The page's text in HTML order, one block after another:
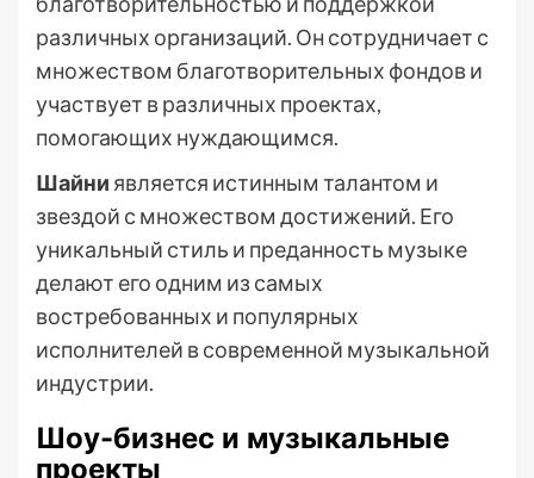
различных организаций. Он сотрудничает с
множеством благотворительных фондов и
участвует в различных проектах,
помогающих нуждающимся.
Шайни является истинным талантом и
звездой с множеством достижений. Его
уникальный стиль и преданность музыке
делают его одним из самых
востребованных и популярных
исполнителей в современной музыкальной
индустрии.
Шоу-бизнес и музыкальные
проекты